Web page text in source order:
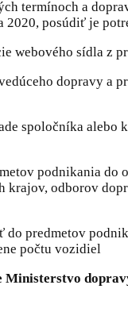
termínoch a
2020, posúdiť je
webového sídla z
dopravy a
spoločníka alebo
podnikania do
odborov
predmetov
počtu vozidiel